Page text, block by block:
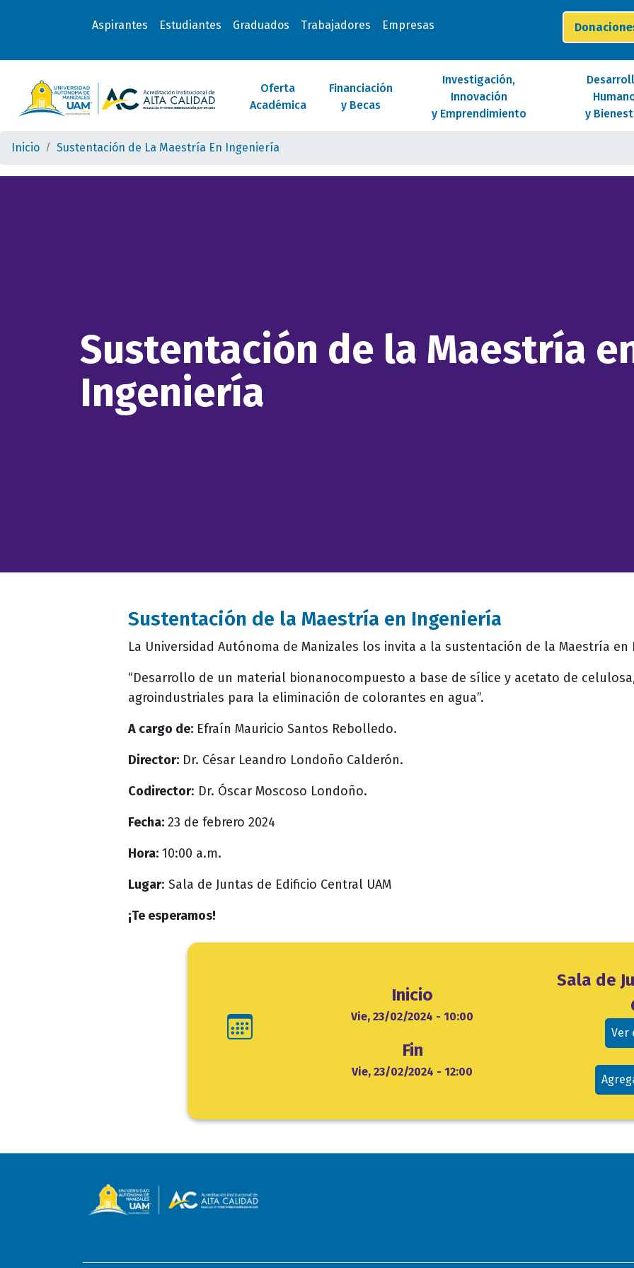
Aspirantes Estudiantes Graduados Trabajadores Empresas
Oferta
Académica
Financiación
y Becas
Investigación,
Innovación
y Emprendimiento
y
Inicio Sustentación de La Maestría En Ingeniería
Sustentación de la Maestría
Ingeniería
Descripción
Sustentación de la Maestría en Ingeniería
La Universidad Autónoma de Manizales los invita a la sustentación de la Maestría
“Desarrollo de un material bionanocompuesto a base de sílice y acetato de
agroindustriales para la eliminación de colorantes en agua”.
A cargo de: Efraín Mauricio Santos Rebolledo.
Director: Dr. César Leandro Londoño Calderón.
Codirector: Dr. Óscar Moscoso Londoño.
Fecha: 23 de febrero 2024
Hora: 10:00 a.m.
Lugar: Sala de Juntas de Edificio Central UAM
¡Te esperamos!
Inicio
Vie, 23/02/2024 - 10:00
Fin
Vie, 23/02/2024 - 12:00
Ubicación
Sala de
Ver